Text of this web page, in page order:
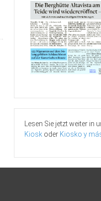
Lesen Sie jetzt weiter in
Kiosk oder Kiosko y